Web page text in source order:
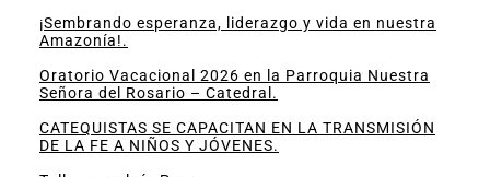
¡Sembrando esperanza, liderazgo y vida en nuestra
Amazonía!.
Oratorio Vacacional 2026 en la Parroquia Nuestra
Señora del Rosario – Catedral.
CATEQUISTAS SE CAPACITAN EN LA TRANSMISIÓN
DE LA FE A NIÑOS Y JÓVENES.